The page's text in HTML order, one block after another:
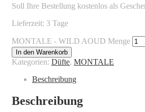
Soll Ihre Bestellung kostenlos als
Lieferzeit: 3 Tage
MONTALE - WILD AOUD Menge
In den Warenkorb
Kategorien: Düfte, MONTALE
Beschreibung
Beschreibung